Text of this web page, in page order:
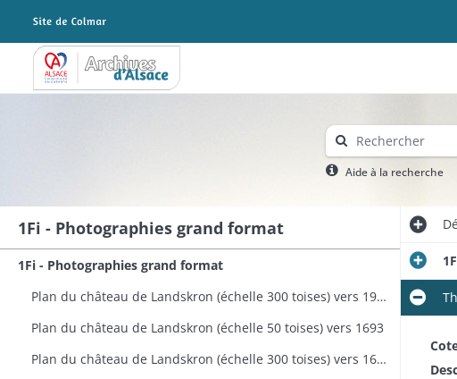
Archives Alsace - Colmar
Aide à la recherche
1Fi - Photographies grand format
1Fi - Photographies grand format
Plan du château de Landskron (échelle 300 toises) vers 1963
Plan du château de Landskron (échelle 50 toises) vers 1693
Plan du château de Landskron (échelle 300 toises) vers 1693